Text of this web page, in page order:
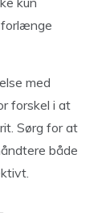
forlænge
med
forskel i at
Sørg for at
både